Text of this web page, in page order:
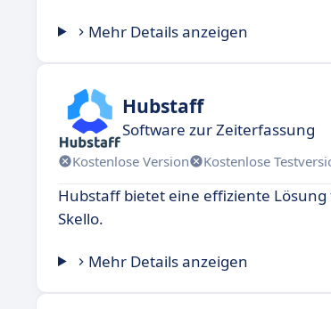
Mehr Details anzeigen
Hubstaff
Software zur Zeiterfassung
Kostenlose Version Kostenlose
Hubstaff bietet eine effiziente
Skello.
Mehr Details anzeigen